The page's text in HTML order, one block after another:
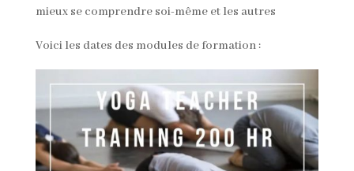
mieux se comprendre soi-même et les autres
Voici les dates des modules de formation :